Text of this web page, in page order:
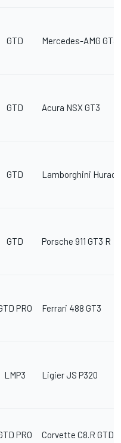
GTD Mercedes-AMG GT3
GTD Acura NSX GT3
GTD Lamborghini
GTD Porsche 911 GT3 R
PRO Ferrari 488 GT3
LMP3 Ligier JS P320
PRO Corvette C8.R GTD